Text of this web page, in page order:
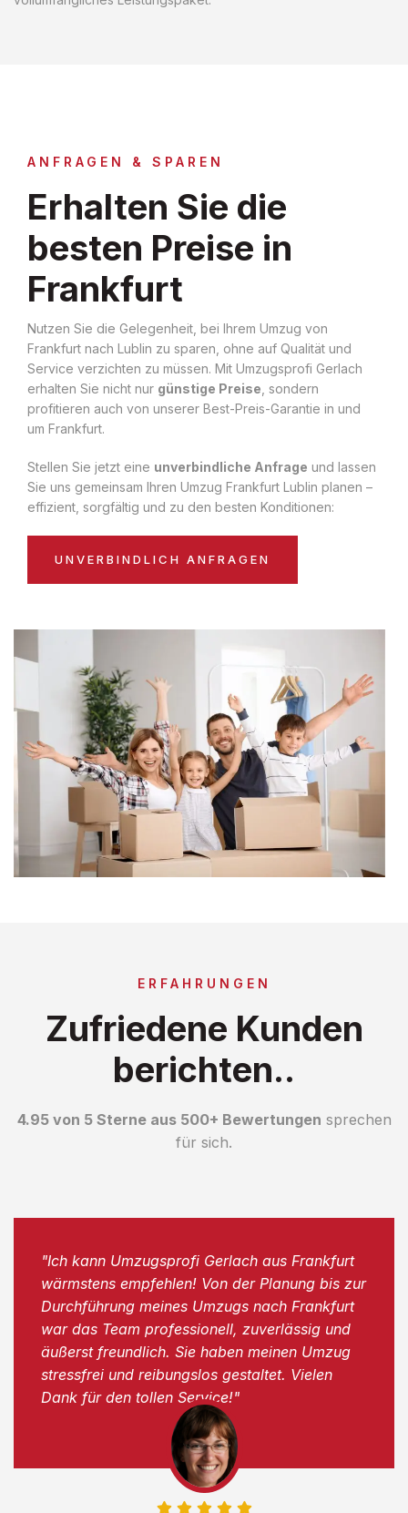
ANFRAGEN & SPAREN
Erhalten Sie die
besten Preise in
Frankfurt
Nutzen Sie die Gelegenheit, bei Ihrem Umzug von
Frankfurt nach Lublin zu sparen, ohne auf Qualität und
Service verzichten zu müssen. Mit Umzugsprofi Gerlach
erhalten Sie nicht nur günstige Preise , sondern
profitieren auch von unserer Best-Preis-Garantie in und
um Frankfurt.
Stellen Sie jetzt eine unverbindliche Anfrage und lassen
Sie uns gemeinsam Ihren Umzug Frankfurt Lublin planen –
effizient, sorgfältig und zu den besten Konditionen:
UNVERBINDLICH ANFRAGEN
ERFAHRUNGEN
Zufriedene Kunden
berichten..
4.95 von 5 Sterne aus 500+ Bewertungen sprechen
für sich.
"Ich kann Umzugsprofi Gerlach aus Frankfurt
wärmstens empfehlen! Von der Planung bis zur
Durchführung meines Umzugs nach Frankfurt
war das Team professionell, zuverlässig und
äußerst freundlich. Sie haben meinen Umzug
stressfrei und reibungslos gestaltet. Vielen
Dank für den tollen Service!"